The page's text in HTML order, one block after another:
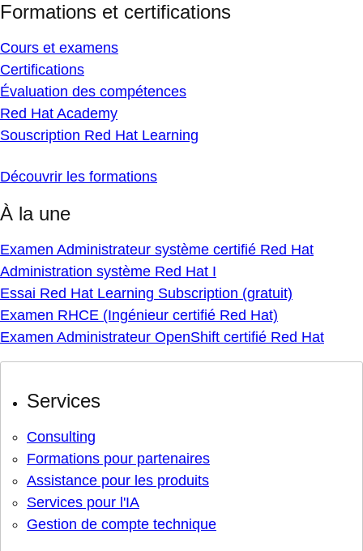
Formations et certifications
Cours et examens
Certifications
Évaluation des compétences
Red Hat Academy
Souscription Red Hat Learning
Découvrir les formations
À la une
Examen Administrateur système certifié Red Hat
Administration système Red Hat I
Essai Red Hat Learning Subscription (gratuit)
Examen RHCE (Ingénieur certifié Red Hat)
Examen Administrateur OpenShift certifié Red Hat
Services
Consulting
Formations pour partenaires
Assistance pour les produits
Services pour l'IA
Gestion de compte technique